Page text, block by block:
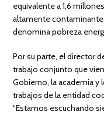
equivalente a 1,6
altamente
denomina pobreza
Por su parte, el director
trabajo conjunto que
Gobierno, la academia y
trabajos de la entidad
“Estamos escuchando